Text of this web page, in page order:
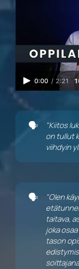
0:00 / 2:21
🗣️
"Kiitos
on tullut
viihdyin
🗣️
"Olen
taitava,
joka
tason